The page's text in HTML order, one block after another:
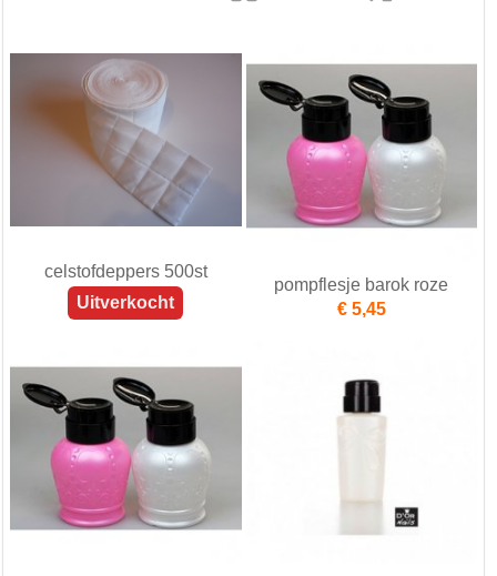
celstofdeppers 500st
Uitverkocht
pompflesje barok roze
€ 5,45